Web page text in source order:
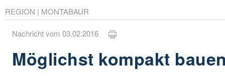
REGION | MONTABAUR
Nachricht vom 03.02.2016
Möglichst kompakt